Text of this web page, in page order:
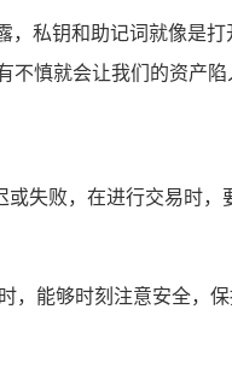
私钥和助记词就像是
慎就会让我们的资产陷
失败，在进行交易时
，能够时刻注意安全，